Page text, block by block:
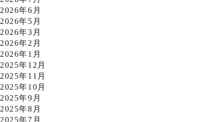
2026年6月
2026年5月
2026年3月
2026年2月
2026年1月
2025年12月
2025年11月
2025年10月
2025年9月
2025年8月
2025年7月